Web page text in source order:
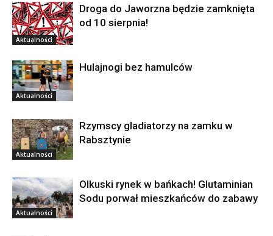
Aktualności
Droga do Jaworzna będzie zamknięta
od 10 sierpnia!
Aktualności
Hulajnogi bez hamulców
Aktualności
Rzymscy gladiatorzy na zamku w
Rabsztynie
Aktualności
Olkuski rynek w bańkach! Glutaminian
Sodu porwał mieszkańców do zabawy